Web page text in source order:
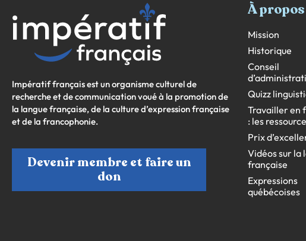
Impératif français est un organisme culturel de
recherche et de communication voué à la promotion de
la langue française, de la culture d’expression française
et de la francophonie.
Devenir membre et faire un
don
À propos
Mission
Historique
Conseil
Quizz
Travailler en
: les
Prix
Vidéos sur la
française
Expressions
québécoises